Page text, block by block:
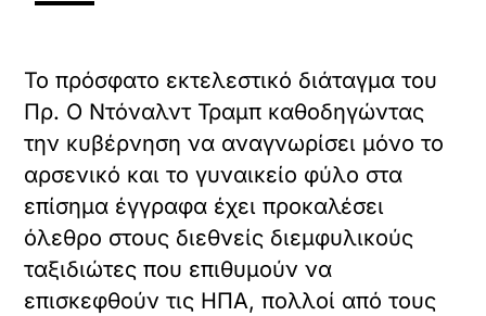
Το πρόσφατο εκτελεστικό διάταγμα του
Πρ. Ο Ντόναλντ Τραμπ καθοδηγώντας
την κυβέρνηση να αναγνωρίσει μόνο το
αρσενικό και το γυναικείο φύλο στα
επίσημα έγγραφα έχει προκαλέσει
όλεθρο στους διεθνείς διεμφυλικούς
ταξιδιώτες που επιθυμούν να
επισκεφθούν τις ΗΠΑ, πολλοί από τους